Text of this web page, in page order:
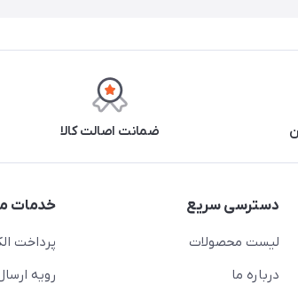
ضمانت اصالت کالا
دسترسی سریع
لیست محصولات
درباره ما
خدمات
پرداخت
رویه